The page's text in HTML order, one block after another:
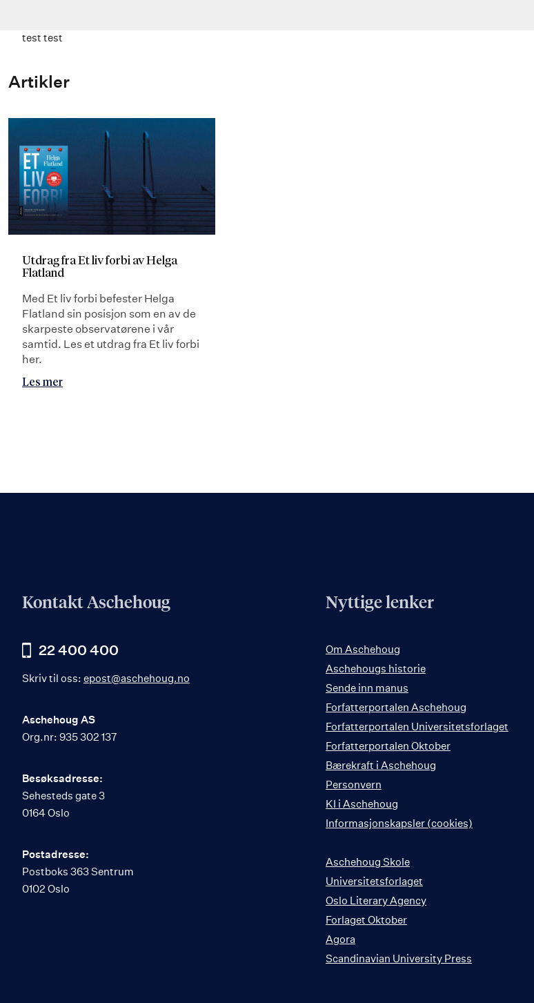
test test
Artikler
Utdrag fra Et liv forbi av Helga
Flatland
Med Et liv forbi befester Helga
Flatland sin posisjon som en av de
skarpeste observatørene i vår
samtid. Les et utdrag fra Et liv forbi
her.
Les mer
Kontakt Aschehoug
22 400 400
Skriv til oss: epost@aschehoug.no
Aschehoug AS
Org.nr: 935 302 137
Besøksadresse:
Sehesteds gate 3
0164 Oslo
Postadresse:
Postboks 363 Sentrum
0102 Oslo
Nyttige lenker
Om Aschehoug
Aschehougs historie
Sende inn manus
Forfatterportalen Aschehoug
Forfatterportalen Universitetsforlaget
Forfatterportalen Oktober
Bærekraft i Aschehoug
Personvern
KI i Aschehoug
Informasjonskapsler (cookies)
Aschehoug Skole
Universitetsforlaget
Oslo Literary Agency
Forlaget Oktober
Agora
Scandinavian University Press